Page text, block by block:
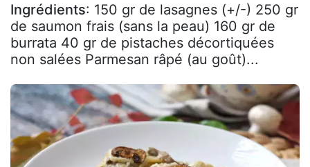
Ingrédients: 150 gr de lasagnes (+/-) 250 gr
de saumon frais (sans la peau) 160 gr de
burrata 40 gr de pistaches décortiquées
non salées Parmesan râpé (au goût)...